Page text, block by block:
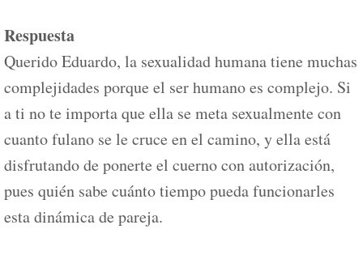
Respuesta
Querido Eduardo, la sexualidad humana tiene muchas
complejidades porque el ser humano es complejo. Si
a ti no te importa que ella se meta sexualmente con
cuanto fulano se le cruce en el camino, y ella está
disfrutando de ponerte el cuerno con autorización,
pues quién sabe cuánto tiempo pueda funcionarles
esta dinámica de pareja.